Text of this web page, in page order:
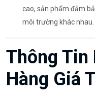
cao, sản phẩm đảm
môi trường khác nhau.
Thông Tin
Hàng Giá